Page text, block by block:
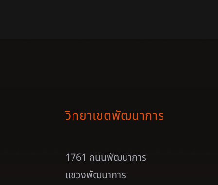
วิทยาเขตพัฒนาการ
1761 ถนนพัฒนาการ
แขวงพัฒนาการ